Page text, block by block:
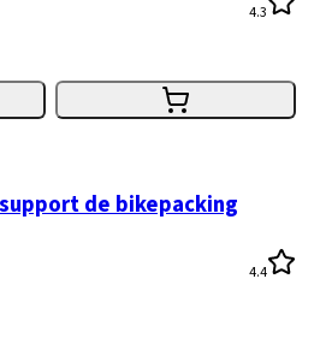
4.3
de bikepacking
4.4